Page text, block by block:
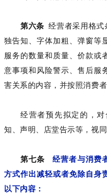
第六条 经营者采用格式
独告知、字体加粗、弹窗等
服务的数量和质量、价款或
意事项和风险警示、售后服
害关系的内容，并按照消费
经营者预先拟定的，
知、声明、店堂告示等，视同
第七条
经营者与消费
方式作出减轻或者免除自身
以下内容：